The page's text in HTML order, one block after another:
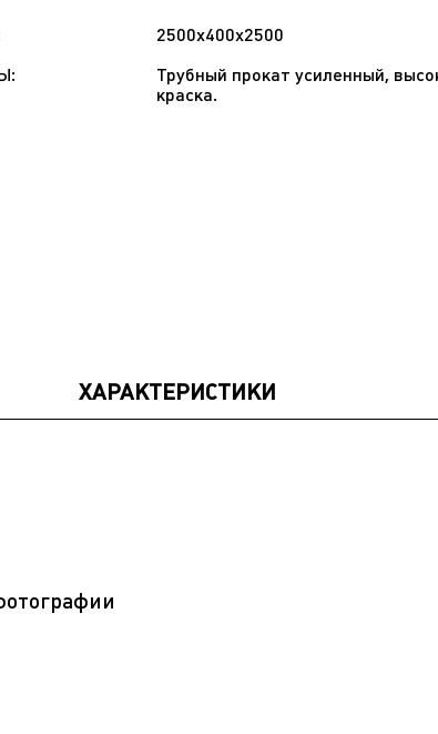
2500х400х2500
Трубный прокат усиленный,
краска.
ХАРАКТЕРИСТИКИ